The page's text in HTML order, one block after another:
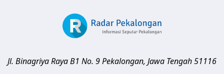
Jl. Binagriya Raya B1 No. 9Pekalongan, Jawa Tengah51116